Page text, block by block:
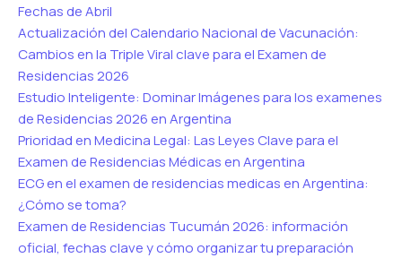
Fechas de Abril
Actualización del Calendario Nacional de Vacunación:
Cambios en la Triple Viral clave para el Examen de
Residencias 2026
Estudio Inteligente: Dominar Imágenes para los examenes
de Residencias 2026 en Argentina
Prioridad en Medicina Legal: Las Leyes Clave para el
Examen de Residencias Médicas en Argentina
ECG en el examen de residencias medicas en Argentina:
¿Cómo se toma?
Examen de Residencias Tucumán 2026: información
oficial, fechas clave y cómo organizar tu preparación